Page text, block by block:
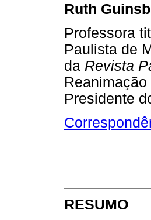
Ruth
Professora
Paulista de
da Revista
Presidente
RESUMO